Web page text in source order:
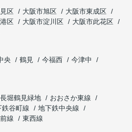
区 大阪市旭区
大阪市東成区
区 大阪市淀川区
大阪市此花区
央 鶴見 今福西
今津中
堀鶴見緑地
おおさか東線
鉄谷町線
地下鉄中央線
線
東西線